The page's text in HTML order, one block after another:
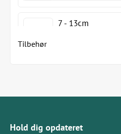
7 - 13cm
Tilbehør
Hold dig opdateret